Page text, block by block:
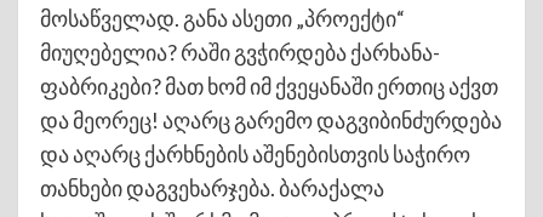
მოსაწველად. განა ასეთი „პროექტი“
მიუღებელია? რაში გვჭირდება ქარხანა-
ფაბრიკები? მათ ხომ იმ ქვეყანაში ერთიც აქვთ
და მეორეც! აღარც გარემო დაგვიბინძურდება
და აღარც ქარხნების აშენებისთვის საჭირო
თანხები დაგვეხარჯება. ბარაქალა